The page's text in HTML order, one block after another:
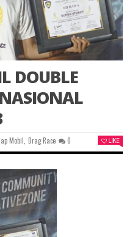
DOUBLE
Mobil, Drag Race 0 LIKE